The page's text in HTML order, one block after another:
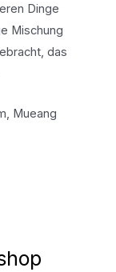
Dinge
Mischung
das
Mueang